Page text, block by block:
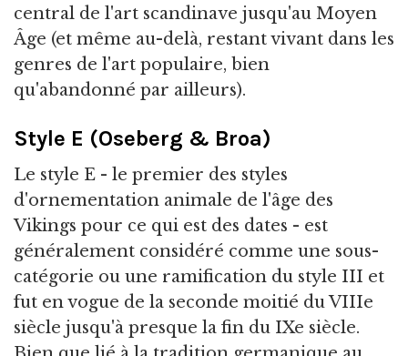
central de l'art scandinave jusqu'au Moyen
Âge (et même au-delà, restant vivant dans les
genres de l'art populaire, bien
qu'abandonné par ailleurs).
Style E (Oseberg & Broa)
Le style E - le premier des styles
d'ornementation animale de l'âge des
Vikings pour ce qui est des dates - est
généralement considéré comme une sous-
catégorie ou une ramification du style III et
fut en vogue de la seconde moitié du VIIIe
siècle jusqu'à presque la fin du IXe siècle.